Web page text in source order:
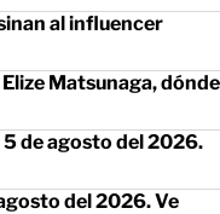
al influencer
Matsunaga, dónde
5 de agosto del 2026.
del 2026. Ve